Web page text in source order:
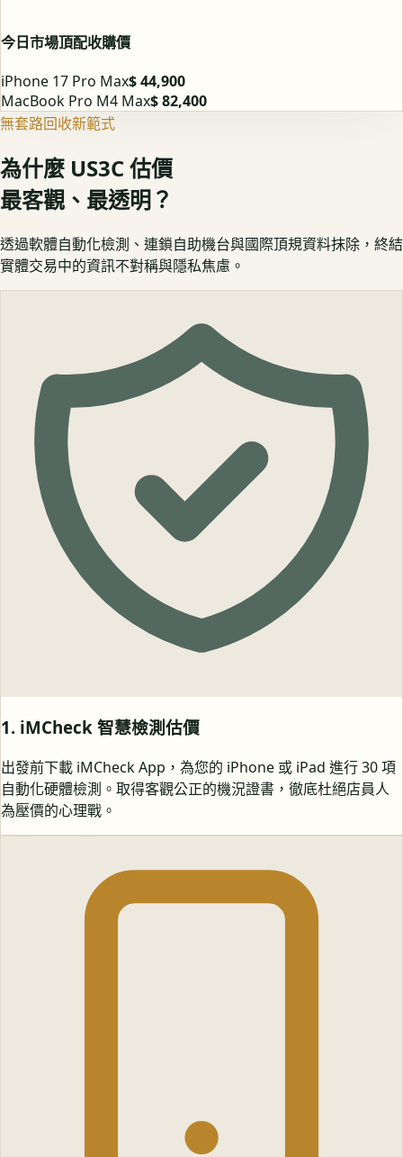
今日市場頂配收購價
iPhone 17 Pro Max$ 44,900
MacBook Pro M4 Max$ 82,400
無套路回收新範式
為什麼 US3C 估價
最客觀、最透明？
透過軟體自動化檢測、連鎖自助機台與國際頂規資料抹除，終結
實體交易中的資訊不對稱與隱私焦慮。
1. iMCheck 智慧檢測估價
出發前下載 iMCheck App，為您的 iPhone 或 iPad 進行 30 項
自動化硬體檢測。取得客觀公正的機況證書，徹底杜絕店員人
為壓價的心理戰。